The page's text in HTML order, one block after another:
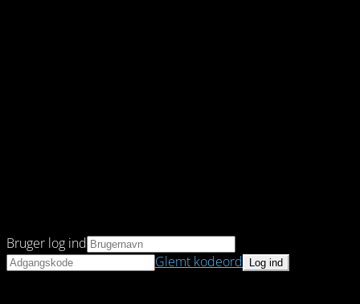
Bruger log ind
Glemt kodeord